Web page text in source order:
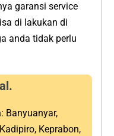
garansi service
di lakukan di
anda tidak perlu
: Banyuanyar,
Keprabon,